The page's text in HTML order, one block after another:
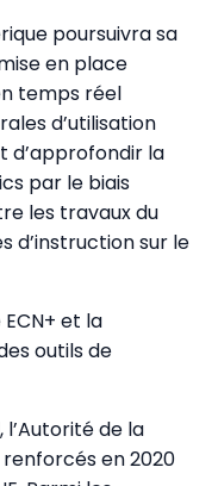
poursuivra sa
en place
temps réel
d’utilisation
d’approfondir la
par le biais
les travaux du
d’instruction sur le
et la
outils de
l’Autorité de la
en 2020